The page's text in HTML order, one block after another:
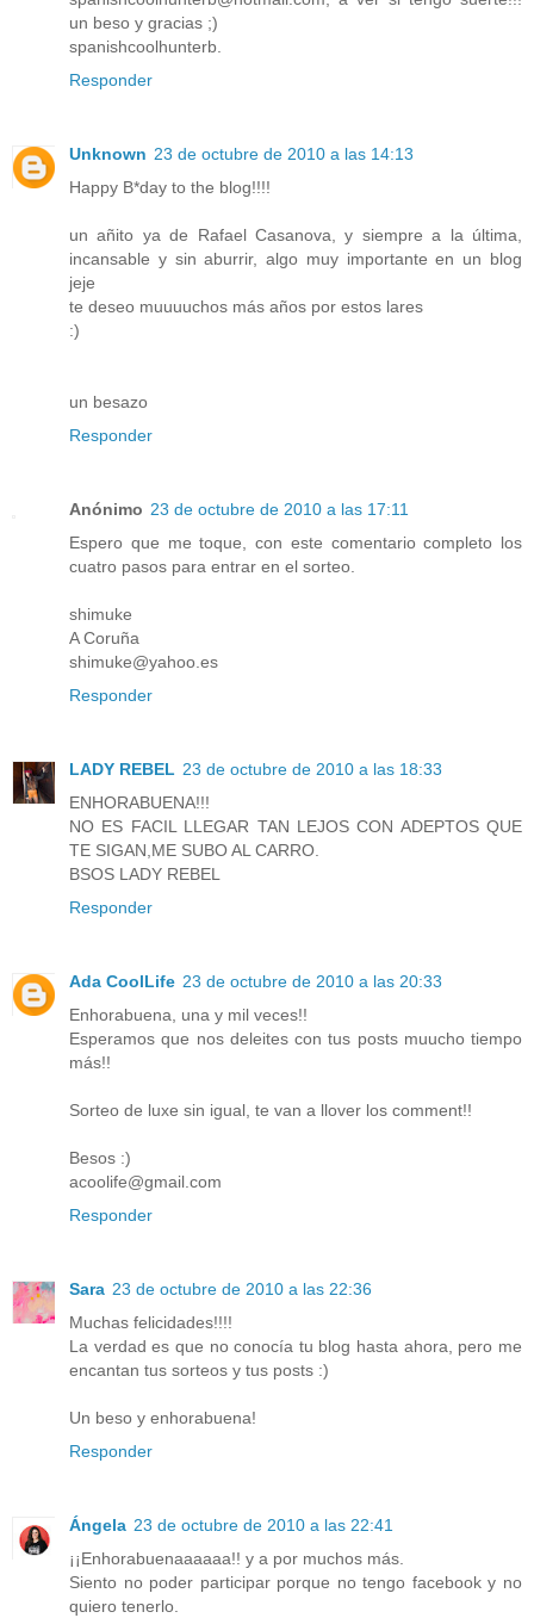
un beso y gracias ;)
spanishcoolhunterb.
Responder
Unknown 23 de octubre de 2010 a las 14:13
Happy B*day to the blog!!!!
un añito ya de Rafael Casanova, y siempre a la última,
incansable y sin aburrir, algo muy importante en un blog
jeje
te deseo muuuuchos más años por estos lares
:)
un besazo
Responder
Anónimo 23 de octubre de 2010 a las 17:11
Espero que me toque, con este comentario completo los
cuatro pasos para entrar en el sorteo.
shimuke
A Coruña
shimuke@yahoo.es
Responder
LADY REBEL 23 de octubre de 2010 a las 18:33
ENHORABUENA!!!
NO ES FACIL LLEGAR TAN LEJOS CON ADEPTOS QUE
TE SIGAN,ME SUBO AL CARRO.
BSOS LADY REBEL
Responder
Ada CoolLife 23 de octubre de 2010 a las 20:33
Enhorabuena, una y mil veces!!
Esperamos que nos deleites con tus posts muucho tiempo
más!!
Sorteo de luxe sin igual, te van a llover los comment!!
Besos :)
acoolife@gmail.com
Responder
Sara 23 de octubre de 2010 a las 22:36
Muchas felicidades!!!!
La verdad es que no conocía tu blog hasta ahora, pero me
encantan tus sorteos y tus posts :)
Un beso y enhorabuena!
Responder
Ángela 23 de octubre de 2010 a las 22:41
¡¡Enhorabuenaaaaaa!! y a por muchos más.
Siento no poder participar porque no tengo facebook y no
quiero tenerlo.